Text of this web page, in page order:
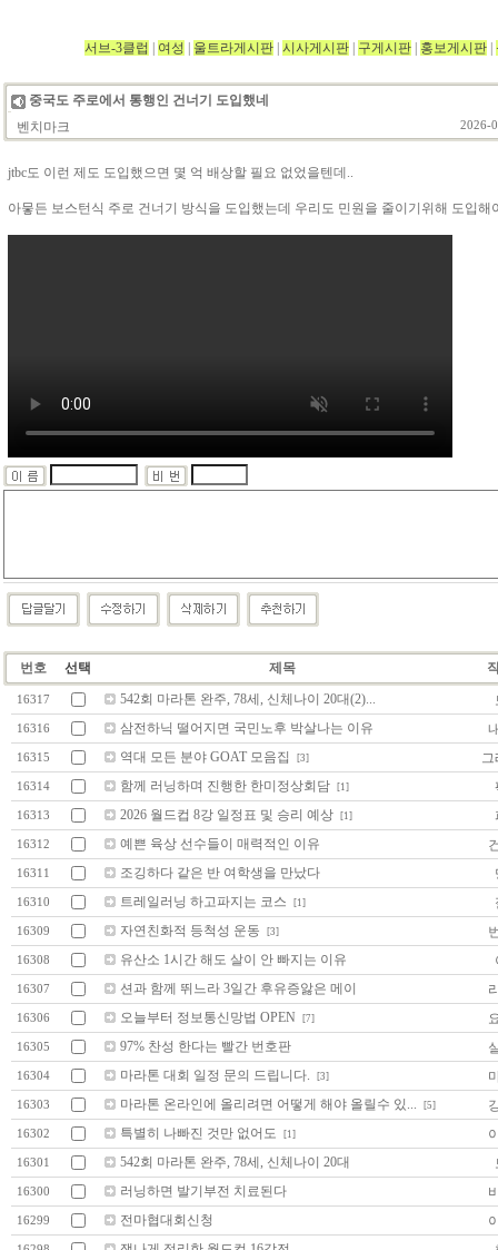
서브-3클럽 여성 울트라게시판 시사게시판 구게시판 홍보게시판
중국도 주로에서 통행인 건너기 도입했네
벤치마크
2026-
jtbc도 이런 제도 도입했으면 몇 억 배상할 필요 없었을텐데..
아뭏든 보스턴식 주로 건너기 방식을 도입했는데 우리도 민원을 줄이기위해 도입해
번호 선택 제목
16317 542회 마라톤 완주, 78세, 신체나이 20대(2)...
16316 삼전하닉 떨어지면 국민노후 박살나는 이유
16315 역대 모든 분야 GOAT 모음집 [3] 그
16314 함께 러닝하며 진행한 한미정상회담 [1]
16313 2026 월드컵 8강 일정표 및 승리 예상 [1]
16312 예쁜 육상 선수들이 매력적인 이유
16311 조깅하다 같은 반 여학생을 만났다
16310 트레일러닝 하고파지는 코스 [1]
16309 자연친화적 등척성 운동 [3]
16308 유산소 1시간 해도 살이 안 빠지는 이유
16307 션과 함께 뛰느라 3일간 후유증앓은 메이
16306 오늘부터 정보통신망법 OPEN [7]
16305 97% 찬성 한다는 빨간 번호판
16304 마라톤 대회 일정 문의 드립니다. [3]
16303 마라톤 온라인에 올리려면 어떻게 해야 올릴수 있... [5]
16302 특별히 나빠진 것만 없어도 [1]
16301 542회 마라톤 완주, 78세, 신체나이 20대
16300 러닝하면 발기부전 치료된다
16299 전마협대회신청